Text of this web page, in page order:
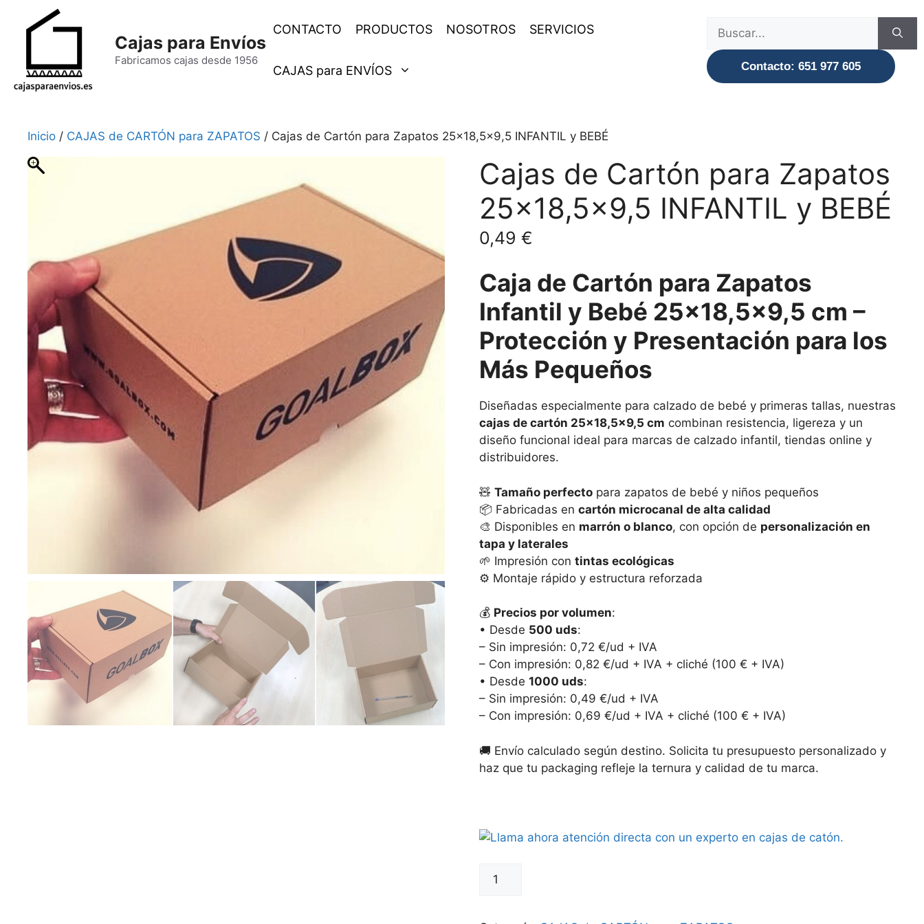
Cajas para Envíos
Fabricamos cajas desde 1956
CONTACTO PRODUCTOS NOSOTROS SERVICIOS
CAJAS para ENVÍOS Contacto: 651 977 605
Inicio / CAJAS de CARTÓN para ZAPATOS / Cajas de Cartón para Zapatos 25×18,5×9,5 INFANTIL y BEBÉ
Cajas de Cartón para Zapatos
25×18,5×9,5 INFANTIL y BEBÉ
0,49€
Caja de Cartón para Zapatos
Infantil y Bebé 25×18,5×9,5 cm –
Protección y Presentación para los
Más Pequeños
Diseñadas especialmente para calzado de bebé y primeras tallas, nuestras
cajas de cartón 25×18,5×9,5 cm combinan resistencia, ligereza y un
diseño funcional ideal para marcas de calzado infantil, tiendas online y
distribuidores.
🧸Tamaño perfecto para zapatos de bebé y niños pequeños
📦 Fabricadas encartón microcanal de alta calidad
🎨 Disponibles en marrón o blanco, con opción de personalización en
tapa y laterales
🌱 Impresión contintas ecológicas
⚙️ Montaje rápido y estructura reforzada
💰 Precios por volumen:
• Desde 500 uds:
– Sin impresión: 0,72 €/ud + IVA
– Con impresión: 0,82 €/ud + IVA + cliché (100 € + IVA)
• Desde1000 uds:
– Sin impresión: 0,49 €/ud + IVA
– Con impresión: 0,69 €/ud + IVA + cliché (100 € + IVA)
🚚 Envío calculado según destino. Solicita tu presupuesto personalizado y
haz que tu packaging refleje la ternura y calidad de tu marca.
Cajas